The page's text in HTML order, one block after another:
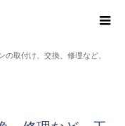
の取付け、交換、修理など、